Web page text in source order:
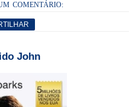
COMENTÁRIO:
John